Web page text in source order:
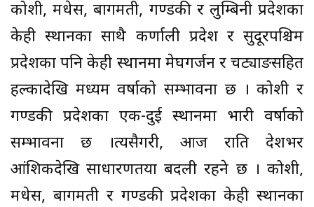
कोशी, मधेस, बागमती, गण्डकी र लुम्बिनी प्रदेशका
केही स्थानका साथै कर्णाली प्रदेश र सुदूरपश्चिम
प्रदेशका पनि केही स्थानमा मेघगर्जन र चट्याङसहित
हल्कादेखि मध्यम वर्षाको सम्भावना छ । कोशी र
गण्डकी प्रदेशका एक-दुई स्थानमा भारी वर्षाको
सम्भावना छ ।त्यसैगरी, आज राति देशभर
आंशिकदेखि साधारणतया बदली रहने छ । कोशी,
मधेस, बागमती र गण्डकी प्रदेशका केही स्थानका